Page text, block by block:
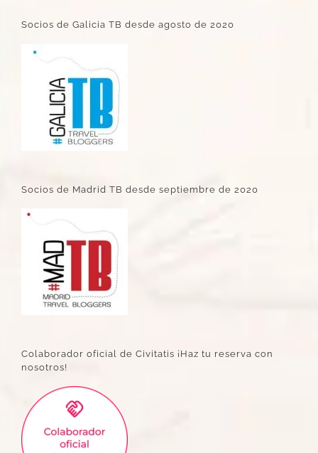
Socios de Galicia TB desde agosto de 2020
Socios de Madrid TB desde septiembre de 2020
Colaborador oficial de Civitatis ¡Haz tu reserva con
nosotros!